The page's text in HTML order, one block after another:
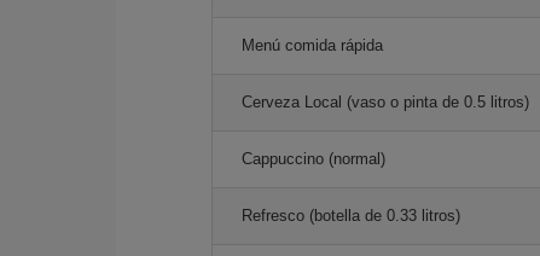
Menú comida rápida
Cerveza Local (vaso o pinta de 0.5 litros)
Cappuccino (normal)
Refresco (botella de 0.33 litros)